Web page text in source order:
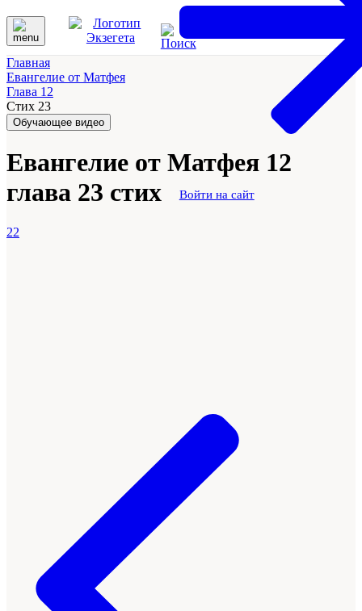
Войти на сайт
Главная
Евангелие от Матфея
Глава 12
Стих 23
Обучающее видео
Евангелие от Матфея 12
глава 23 стих
22